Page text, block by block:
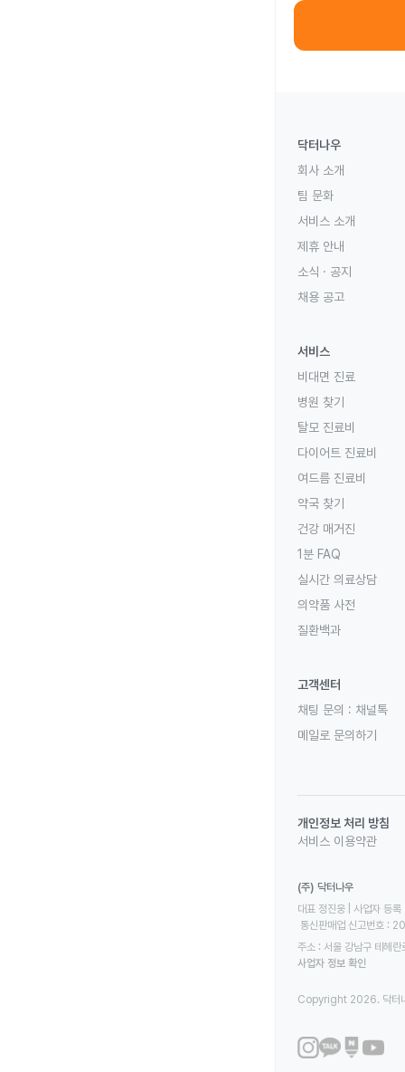
닥터나우
회사 소개
팀 문화
서비스 소개
제휴 안내
소식 · 공지
채용 공고
서비스
비대면 진료
병원 찾기
탈모 진료비
다이어트 진료비
여드름 진료비
약국 찾기
건강 매거진
1분 FAQ
실시간 의료상담
의약품 사전
질환백과
고객센터
채팅 문의 : 채널톡
메일로 문의하기
개인정보 처리 방침
서비스 이용약관
(주) 닥터나우
대표 정진웅 | 사업자
통신판매업 신고번호
주소 : 서울 강남구 테헤
사업자 정보 확인
Copyright 2026. 닥터